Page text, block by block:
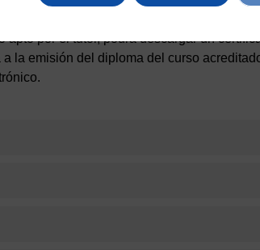
por el tutor, podrá descargar un
la emisión del diploma del curso